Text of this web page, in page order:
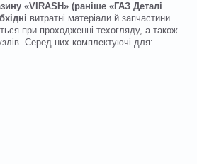
«VIRASH» (раніше «ГАЗ Деталі
витратні матеріали й запчастини
при проходженні техогляду, а також
Серед них комплектуючі для: